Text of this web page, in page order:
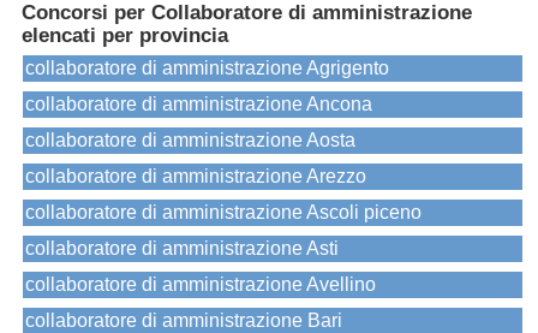
Concorsi per Collaboratore di amministrazione
elencati per provincia
collaboratore di amministrazione Agrigento
collaboratore di amministrazione Ancona
collaboratore di amministrazione Aosta
collaboratore di amministrazione Arezzo
collaboratore di amministrazione Ascoli piceno
collaboratore di amministrazione Asti
collaboratore di amministrazione Avellino
collaboratore di amministrazione Bari